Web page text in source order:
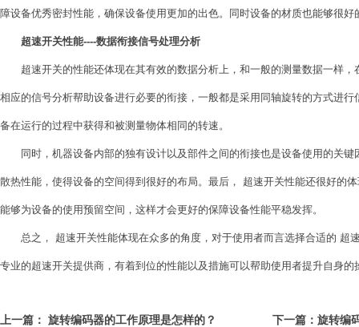
障设备优秀密封性能，确保设备使用更加的出色。同时设备的材质也能够很
超速开关性能----数据衔接信号处理分析
超速开关的性能还体现在其有效的数据分析上，和一般的测量数据一样，
相应的信号分析帮助设备进行必要的衔接，一般都是采用同轴旋转的方式进
备在运行的过程中获得和被测量物体相同的转速。
同时，机器设备内部的独有设计以及部件之间的衔接也是设备使用的关键
散热性能，使得设备的空间得到很好的布局。最后， 超速开关性能还很好的
能够为设备的使用预留空间，这样才会更好的保障设备性能平稳发挥。
总之， 超速开关性能体现在众多的角度，对于使用者而言选择合适的 超
专业的超速开关提供商，有着到位的性能以及措施可以帮助使用者提升自身
上一篇： 旋转编码器的工作原理是怎样的？ 下一篇： 旋转编